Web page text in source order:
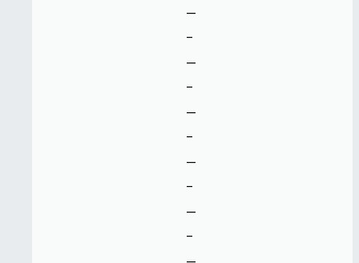
--
-
--
-
--
-
--
-
--
-